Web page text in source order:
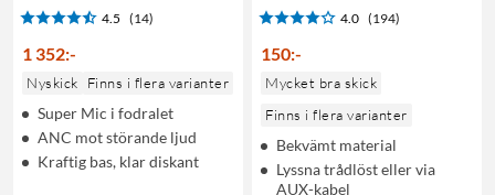
4.5 (14)
1 352:-
Nyskick Finns i flera varianter
Super Mic i fodralet
ANC mot störande ljud
Kraftig bas, klar diskant
4.0 (194)
150:-
Mycket bra skick
Finns i flera varianter
Bekvämt material
Lyssna trådlöst eller via
AUX-kabel